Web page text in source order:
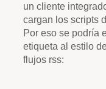
un cliente
cargan los scripts
Por eso se podría
etiqueta al estilo
flujos rss: